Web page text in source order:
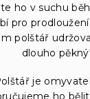
ho v suchu
pro
polštář
dlouho
je
ho